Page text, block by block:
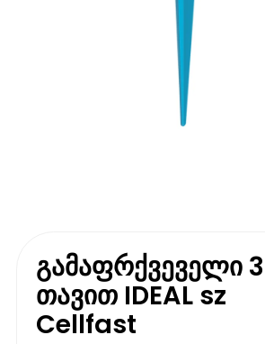
გამაფრქვეველი 3
თავით IDEAL sz
Cellfast